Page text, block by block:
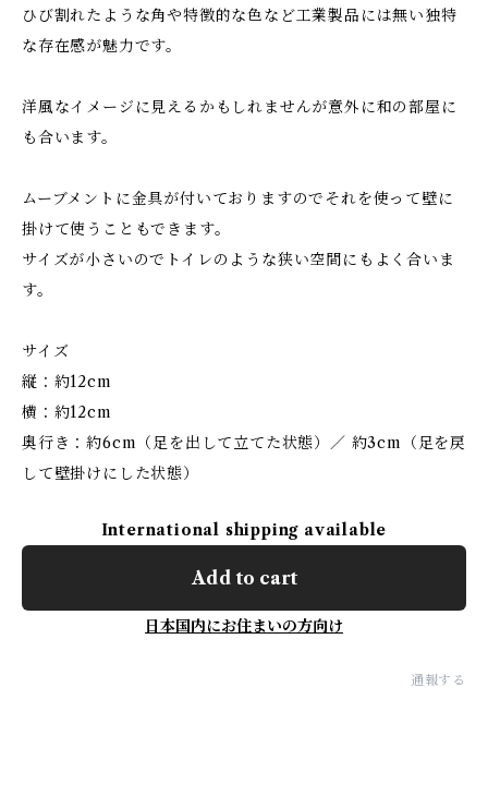
ひび割れたような角や特徴的な色など工業製品には無い独特
な存在感が魅力です。
洋風なイメージに見えるかもしれませんが意外に和の部屋に
も合います。
ムーブメントに金具が付いておりますのでそれを使って壁に
掛けて使うこともできます。
サイズが小さいのでトイレのような狭い空間にもよく合いま
す。
サイズ
縦：約12cm
横：約12cm
奥行き：約6cm（足を出して立てた状態）／ 約3cm（足を戻
して壁掛けにした状態）
International shipping available
Add to cart
日本国内にお住まいの方向け
通報する